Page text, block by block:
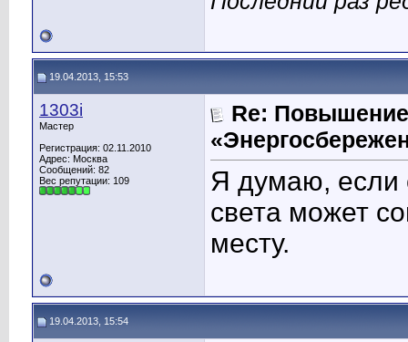
19.04.2013, 15:53
1303i
Мастер
Регистрация: 02.11.2010
Адрес: Москва
Сообщений: 82
Вес репутации: 109
Re:
Я думаю, если
света может
месту.
19.04.2013, 15:54